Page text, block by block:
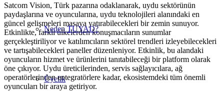
Neden TUYAD?
Üyelik
Satcom Vision, Türk pazarına odaklanarak, uydu sektörünün
paydaşlarına ve oyuncularına, uydu teknolojileri alanındaki en
güncel gelişmeleri masaya yatırabilecekleri bir zemin sunuyor.
Etkinlikte, farklı ülkelerden konuşmacıların sunumlar
gerçekleştiriliyor ve katılımcıların sektörel trendleri izleyebilecekleri
ve tartışabilecekleri paneller düzenleniyor. Etkinlik, bu alandaki
oyuncuların hizmet ve ürünlerini tanıtabileceği bir platform olarak
öne çıkıyor. Uydu üreticilerinden, servis sağlayıcılara, ağ
operatörlerinden entegratörlere kadar, ekosistemdeki tüm önemli
oyuncuları bir araya getiriyor.